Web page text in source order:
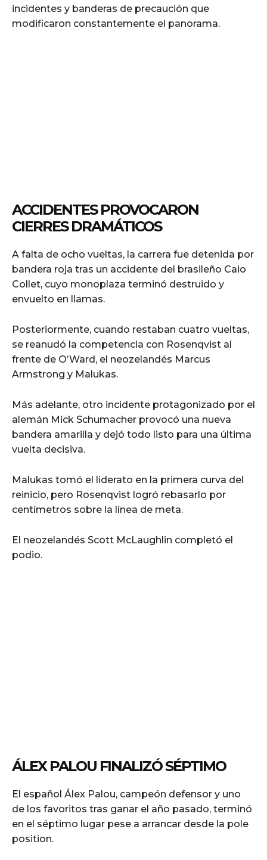
incidentes y banderas de precaución que
modificaron constantemente el panorama.
ACCIDENTES PROVOCARON
CIERRES DRAMÁTICOS
A falta de ocho vueltas, la carrera fue detenida por
bandera roja tras un accidente del brasileño Caio
Collet, cuyo monoplaza terminó destruido y
envuelto en llamas.
Posteriormente, cuando restaban cuatro vueltas,
se reanudó la competencia con Rosenqvist al
frente de O’Ward, el neozelandés Marcus
Armstrong y Malukas.
Más adelante, otro incidente protagonizado por el
alemán Mick Schumacher provocó una nueva
bandera amarilla y dejó todo listo para una última
vuelta decisiva.
Malukas tomó el liderato en la primera curva del
reinicio, pero Rosenqvist logró rebasarlo por
centímetros sobre la línea de meta.
El neozelandés Scott McLaughlin completó el
podio.
ÁLEX PALOU FINALIZÓ SÉPTIMO
El español Álex Palou, campeón defensor y uno
de los favoritos tras ganar el año pasado, terminó
en el séptimo lugar pese a arrancar desde la pole
position.